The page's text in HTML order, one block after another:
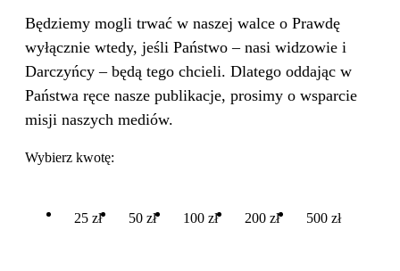
Będziemy mogli trwać w naszej walce o Prawdę
wyłącznie wtedy, jeśli Państwo – nasi widzowie i
Darczyńcy – będą tego chcieli. Dlatego oddając w
Państwa ręce nasze publikacje, prosimy o wsparcie
misji naszych mediów.
Wybierz kwotę:
25 zł 50 zł 100 zł 200 zł 500 zł